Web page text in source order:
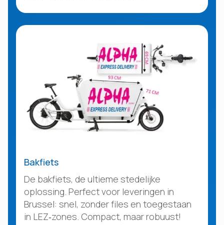
Bakfiets
De bakfiets, de ultieme stedelijke
oplossing. Perfect voor leveringen in
Brussel: snel, zonder files en toegestaan
in LEZ‑zones. Compact, maar robuust!